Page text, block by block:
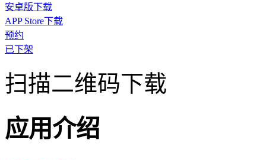
安卓版下载
APP Store下载
预约
已下架
扫描二维码下载
应用介绍